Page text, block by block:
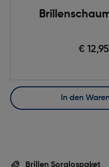
€ 12,95
In den
Brillen Sorglospaket